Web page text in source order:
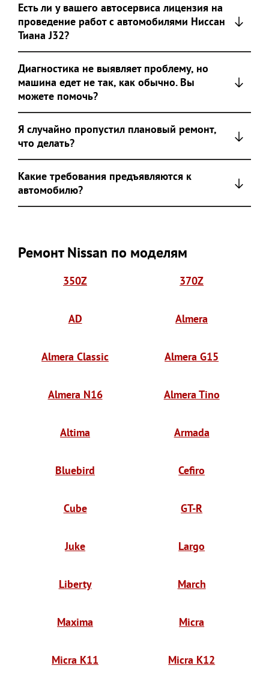
Есть ли у вашего автосервиса лицензия на
проведение работ с автомобилями Ниссан
Тиана J32?
Диагностика не выявляет проблему, но
машина едет не так, как обычно. Вы
можете помочь?
Я случайно пропустил плановый ремонт,
что делать?
Какие требования предъявляются к
автомобилю?
Ремонт Nissan по моделям
350Z 370Z
AD Almera
Almera Classic Almera G15
Almera N16 Almera Tino
Altima Armada
Bluebird Cefiro
Cube GT-R
Juke Largo
Liberty March
Maxima Micra
Micra K11 Micra K12